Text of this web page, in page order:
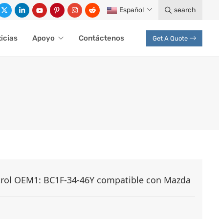
Español search
Apoyo Contáctenos Get A Quote
OEM1: BC1F-34-46Y compatible con Mazda